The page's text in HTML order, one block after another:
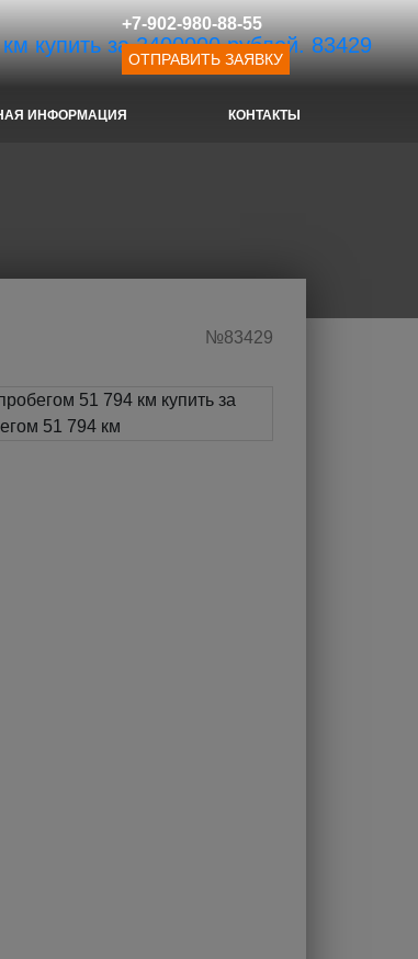
+7-902-980-88-55
ОТПРАВИТЬ ЗАЯВКУ
ИНФОРМАЦИЯ КОНТАКТЫ
№83429